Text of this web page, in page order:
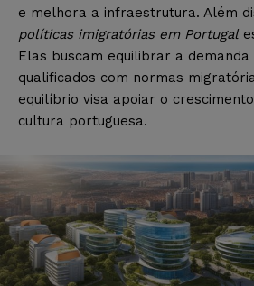
e melhora a infraestrutura. Além
políticas imigratórias em Portugal
Elas buscam equilibrar a
qualificados com normas
equilíbrio visa apoiar o
cultura portuguesa.